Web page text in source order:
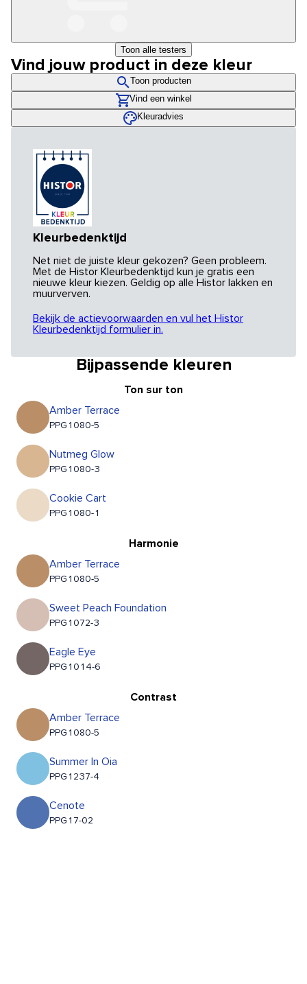
Toon alle testers
Vind jouw product in deze kleur
Toon producten
Vind een winkel
Kleuradvies
Kleurbedenktijd
Net niet de juiste kleur gekozen? Geen probleem.
Met de Histor Kleurbedenktijd kun je gratis een
nieuwe kleur kiezen. Geldig op alle Histor lakken en
muurverven.
Bekijk de actievoorwaarden en vul het Histor
Kleurbedenktijd formulier in.
Bijpassende kleuren
Ton sur ton
Amber Terrace
PPG1080-5
Nutmeg Glow
PPG1080-3
Cookie Cart
PPG1080-1
Harmonie
Amber Terrace
PPG1080-5
Sweet Peach Foundation
PPG1072-3
Eagle Eye
PPG1014-6
Contrast
Amber Terrace
PPG1080-5
Summer In Oia
PPG1237-4
Cenote
PPG17-02